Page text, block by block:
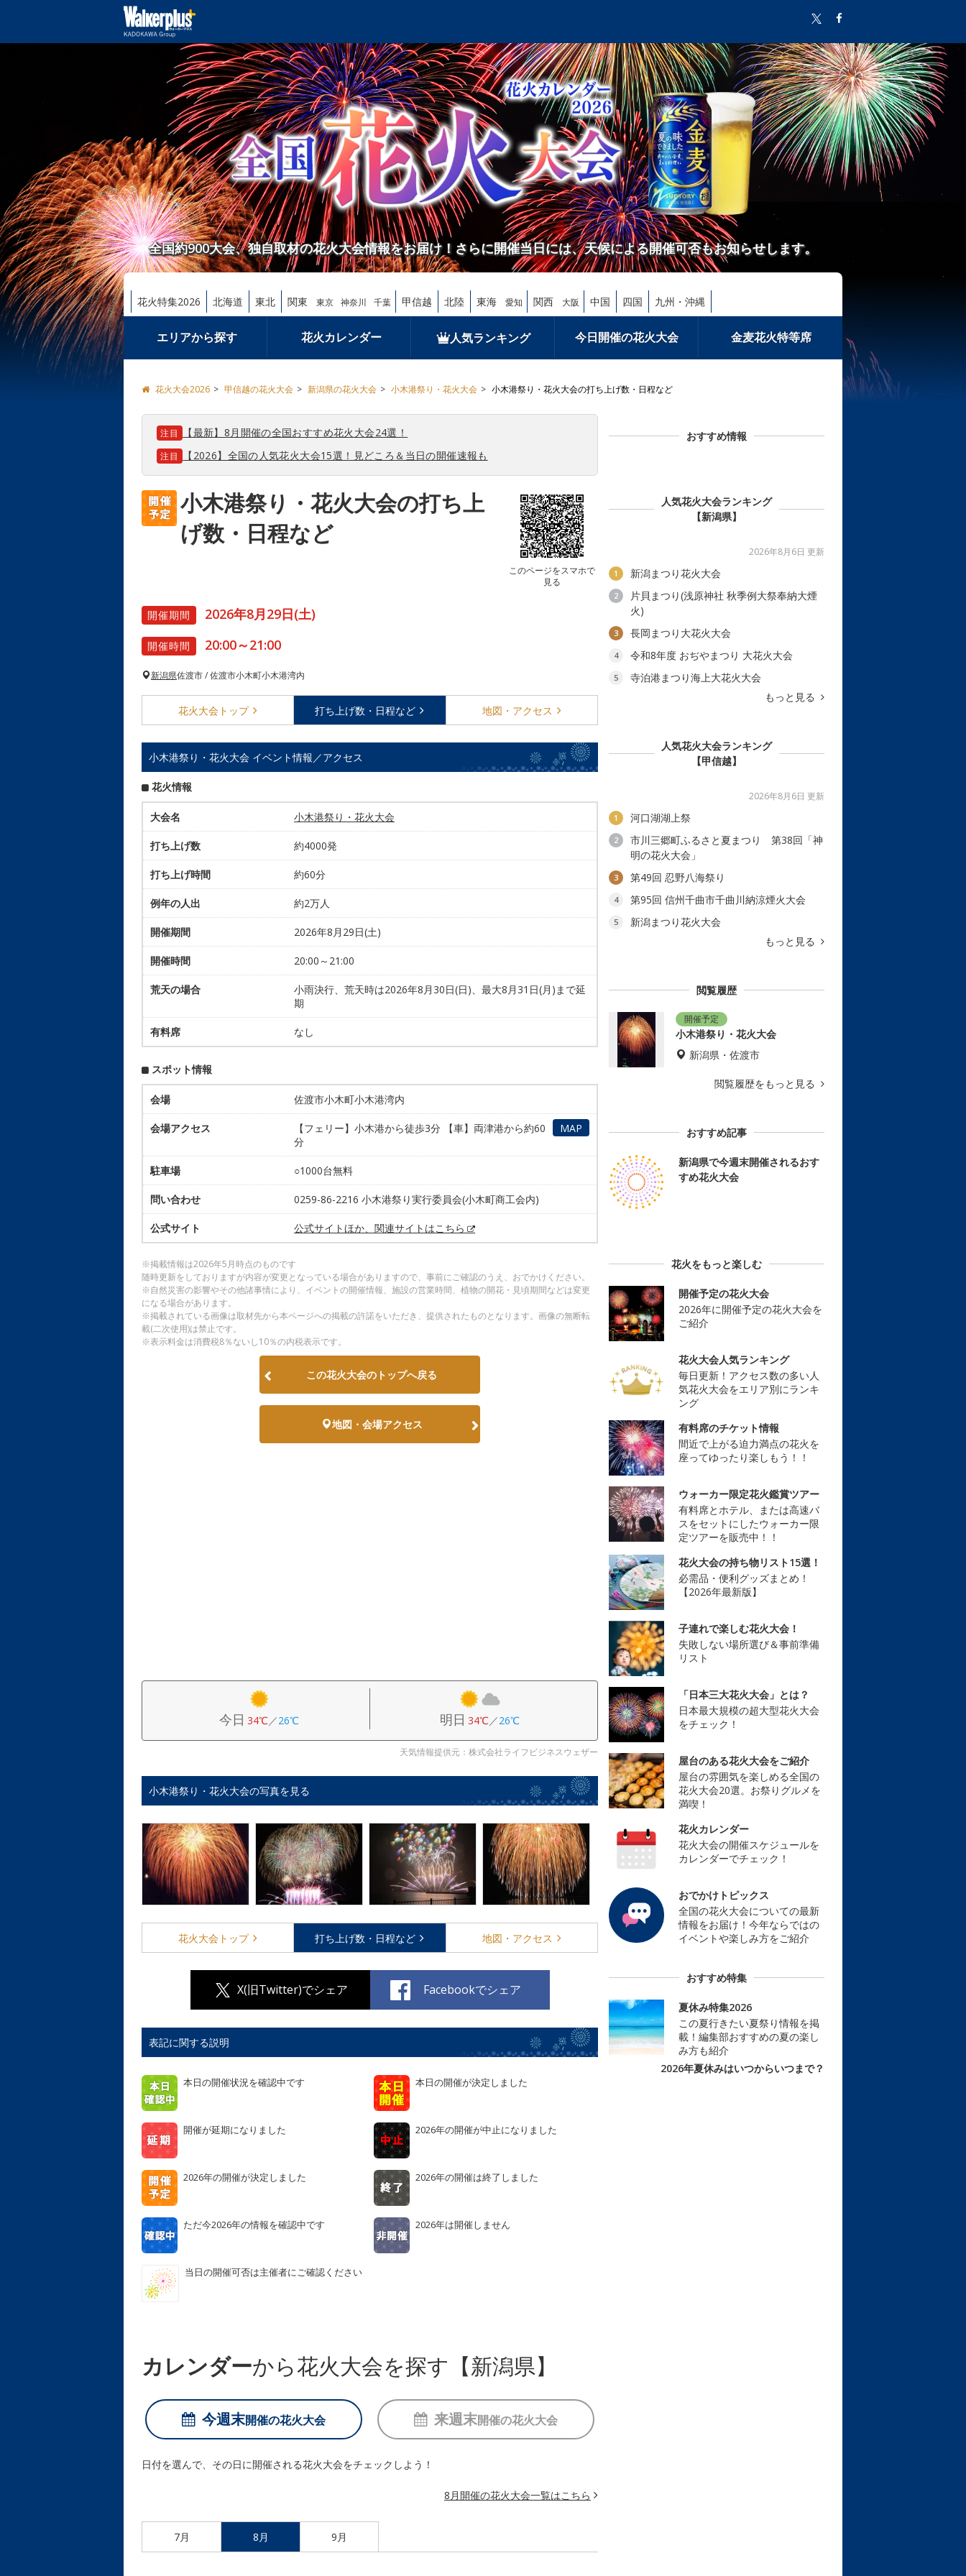
全国約900大会、独自取材の花火大会情報をお届け！さらに開催当日には、天候による開催可否もお知らせします。
花火特集2026 北海道 東北 関東 東京 神奈川 千葉 甲信越 北陸 東海 愛知 関西 大阪 中国 四国 九州・沖縄
エリアから探す 花火カレンダー 人気ランキング 今日開催の花火大会 金麦花火特等席
花火大会2026 甲信越の花火大会 新潟県の花火大会 小木港祭り・花火大会 小木港祭り・花火大会の打ち上げ数・日程など
注目 【最新】8月開催の全国おすすめ花火大会24選！
注目 【2026】全国の人気花火大会15選！見どころ＆当日の開催速報も
小木港祭り・花火大会の打ち上
げ数・日程など
このページをスマホで
見る
開催期間 2026年8月29日(土)
開催時間 20:00～21:00
新潟県佐渡市 / 佐渡市小木町小木港湾内
花火大会 トップ 打ち上げ数・ 日程など 地図・ アクセス
小木港祭り・花火大会 イベント情報／アクセス
花火情報
大会名 小木港祭り・花火大会
打ち上げ数 約4000発
打ち上げ時間 約60分
例年の人出 約2万人
開催期間 2026年8月29日(土)
開催時間 20:00～21:00
荒天の場合
小雨決行、荒天時は2026年8月30日(日)、最大8月31日(月)まで延
期
有料席 なし
スポット情報
会場 佐渡市小木町小木港湾内
会場アクセス
【フェリー】小木港から徒歩3分 【車】両津港から約60
分
MAP
駐車場 ○1000台無料
問い合わせ 0259-86-2216 小木港祭り実行委員会(小木町商工会内)
公式サイト 公式サイトほか、関連サイトはこちら
※掲載情報は2026年5月時点のものです
随時更新をしておりますが内容が変更となっている場合がありますので、事前にご確認のうえ、おでかけください。
※自然災害の影響やその他諸事情により、イベントの開催情報、施設の営業時間、植物の開花・見頃期間などは変更
になる場合があります。
※掲載されている画像は取材先から本ページへの掲載の許諾をいただき、提供されたものとなります。画像の無断転
載(二次使用)は禁止です。
※表示料金は消費税8％ないし10％の内税表示です。
この花火大会のトップへ戻る
地図・会場アクセス
今日 34℃／26℃ 明日 34℃／26℃
天気情報提供元：株式会社ライフビジネスウェザー
小木港祭り・花火大会の写真を見る
花火大会 トップ 打ち上げ数・ 日程など 地図・ アクセス
X(旧Twitter)でシェア Facebookでシェア
表記に関する説明
本日の開催状況を確認中です 本日の開催が決定しました
開催が延期になりました 2026年の開催が中止になりました
2026年の開催が決定しました 2026年の開催は終了しました
ただ今2026年の情報を確認中です 2026年は開催しません
当日の開催可否は主催者にご確認ください
カレンダーから花火大会を探す【新潟県】
今週末開催の花火大会 来週末開催の花火大会
日付を選んで、その日に開催される花火大会をチェックしよう！
8月開催の花火大会一覧はこちら
7月 8月 9月
おすすめ情報
人気花火大会ランキング
【新潟県】
2026年8月6日 更新
1 新潟まつり花火大会
2
片貝まつり(浅原神社 秋季例大祭奉納大煙
火)
3 長岡まつり大花火大会
4 令和8年度 おぢやまつり 大花火大会
5
寺泊港まつり海上大花火大会
もっと見る
人気花火大会ランキング
【甲信越】
2026年8月6日 更新
1 河口湖湖上祭
2
市川三郷町ふるさと夏まつり 第38回「神
明の花火大会」
3 第49回 忍野八海祭り
4 第95回 信州千曲市千曲川納涼煙火大会
5
新潟まつり花火大会
もっと見る
閲覧履歴
小木港祭り・花火大会
新潟県・佐渡市
閲覧履歴をもっと見る
おすすめ記事
新潟県で今週末開催されるおす
すめ花火大会
花火をもっと楽しむ
開催予定の花火大会
2026年に開催予定の花火大会を
ご紹介
花火大会人気ランキング
毎日更新！アクセス数の多い人
気花火大会をエリア別にランキ
ング
有料席のチケット情報
間近で上がる迫力満点の花火を
座ってゆったり楽しもう！！
ウォーカー限定花火鑑賞ツアー
有料席とホテル、または高速バ
スをセットにしたウォーカー限
定ツアーを販売中！！
花火大会の持ち物リスト15選！
必需品・便利グッズまとめ！
【2026年最新版】
子連れで楽しむ花火大会！
失敗しない場所選び＆事前準備
リスト
「日本三大花火大会」とは？
日本最大規模の超大型花火大会
をチェック！
屋台のある花火大会をご紹介
屋台の雰囲気を楽しめる全国の
花火大会20選。お祭りグルメを
満喫！
花火カレンダー
花火大会の開催スケジュールを
カレンダーでチェック！
おでかけトピックス
全国の花火大会についての最新
情報をお届け！今年ならではの
イベントや楽しみ方をご紹介
おすすめ特集
夏休み特集2026
この夏行きたい夏祭り情報を掲
載！編集部おすすめの夏の楽し
み方も紹介
2026年夏休みはいつからいつまで？